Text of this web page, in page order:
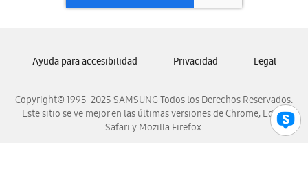
Samsung Panamá
Samsung Venezuela
Copyright© 1995-2025 SAMSUNG Todos los Derechos Reservados.
Este sitio se ve mejor en las últimas versiones de Chrome, Edge,
Safari y Mozilla Firefox.
Ayuda para accesibilidad Privacidad Legal